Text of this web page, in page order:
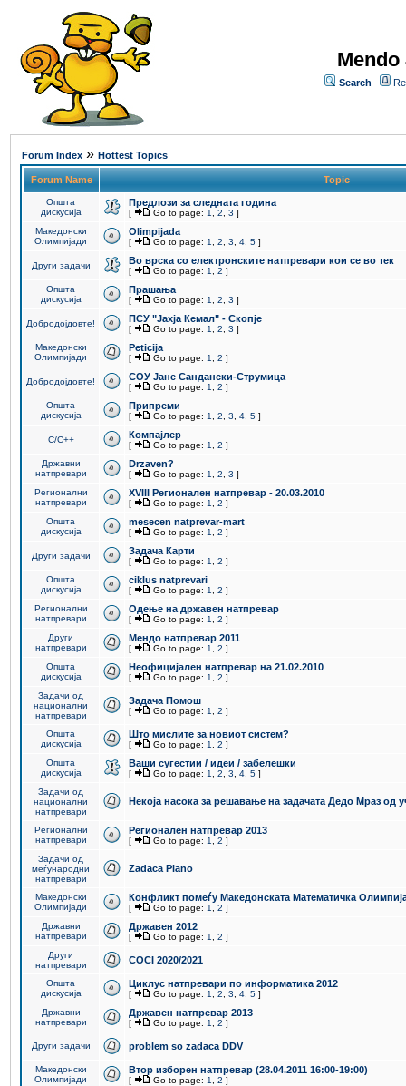
Search
Forum Index » Hottest Topics
Forum Name Topic
Општа
дискусија
Предлози за следната година
[ Go to page: 1 2 3 ]
Македонски
Олимпијади
Olimpijada
[ Go to page: 1 2 3 4 5 ]
Други задачи Во врска со електронските натпревари кои се во тек
[ Go to page: 1 2 ]
Општа
дискусија
Прашања
[ Go to page: 1 2 3 ]
Добродојдовте! ПCУ "Јахја Кемал" - Скопје
[ Go to page: 1 2 3 ]
Македонски
Олимпијади
Peticija
[ Go to page: 1 2 ]
Добродојдовте! СОУ Јане Сандански-Струмица
[ Go to page: 1 2 ]
Општа
дискусија
Припреми
[ Go to page: 1 2 3 4 5 ]
C/C++ Компајлер
[ Go to page: 1 2 ]
Државни
натпревари
Drzaven?
[ Go to page: 1 2 3 ]
Регионални
натпревари
XVIII Регионален натпревар - 20.03.2010
[ Go to page: 1 2 ]
Општа
дискусија
mesecen natprevar-mart
[ Go to page: 1 2 ]
Други задачи Задача Карти
[ Go to page: 1 2 ]
Општа
дискусија
ciklus natprevari
[ Go to page: 1 2 ]
Регионални
натпревари
Одење на државен натпревар
[ Go to page: 1 2 ]
Други
натпревари
Мендо натпревар 2011
[ Go to page: 1 2 ]
Општа
дискусија
Неофицијален натпревар на 21.02.2010
[ Go to page: 1 2 ]
Задачи од
национални
натпревари
Задача Помош
[ Go to page: 1 2 ]
Општа
дискусија
Што мислите за новиот систем?
[ Go to page: 1 2 ]
Општа
дискусија
Ваши сугестии / идеи / забелешки
[ Go to page: 1 2 3 4 5 ]
Задачи од
национални
натпревари
Некоја насока за решавање на задачата Дедо Мраз од
Регионални
натпревари
Регионален натпревар 2013
[ Go to page: 1 2 ]
Задачи од
меѓународни
натпревари
Zadaca Piano
Македонски
Олимпијади
Конфликт помеѓу Македонската Математичка
[ Go to page: 1 2 ]
Државни
натпревари
Државен 2012
[ Go to page: 1 2 ]
Други
натпревари
COCI 2020/2021
Општа
дискусија
Циклус натпревари по информатика 2012
[ Go to page: 1 2 3 4 5 ]
Државни
натпревари
Државен натпревар 2013
[ Go to page: 1 2 ]
Други задачи problem so zadaca DDV
Македонски
Олимпијади
Втор изборен натпревар (28.04.2011 16:00-19:00)
[ Go to page: 1 2 ]